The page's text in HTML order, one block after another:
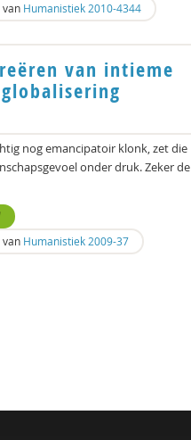
van Humanistiek 2010-4344
van intieme
nog emancipatoir klonk, zet die
onder druk. Zeker de
van Humanistiek 2009-37